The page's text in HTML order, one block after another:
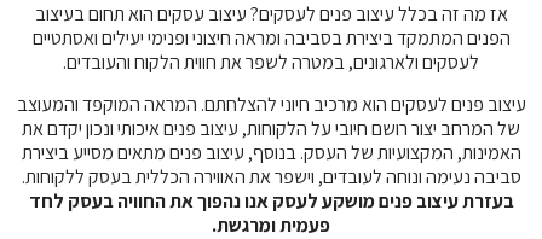
אז מה זה בכלל עיצוב פנים לעסקים? עיצוב עסקים הוא תחום בעיצוב
הפנים המתמקד ביצירת בסביבה ומראה חיצוני ופנימי יעילים ואסתטיים
לעסקים ולארגונים, במטרה לשפר את חווית הלקוח והעובדים.
עיצוב פנים לעסקים הוא מרכיב חיוני להצלחתם. המראה המוקפד והמעוצב
של המרחב יצור רושם חיובי על הלקוחות, עיצוב פנים איכותי ונכון יקדם את
האמינות, המקצועיות של העסק. בנוסף, עיצוב פנים מתאים מסייע ביצירת
סביבה נעימה ונוחה לעובדים, וישפר את האווירה הכללית בעסק ללקוחות.
בעזרת עיצוב פנים מושקע לעסק אנו נהפוך את החוויה בעסק לחד
פעמית ומרגשת.